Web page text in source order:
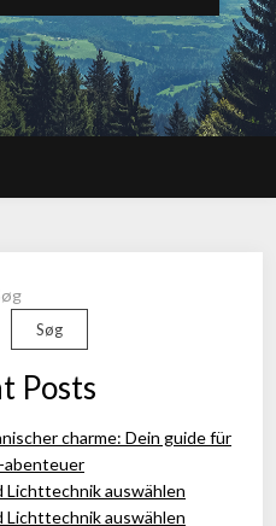
Søg
Posts
charme: Dein guide für
abenteuer
Lichttechnik auswählen
Lichttechnik auswählen